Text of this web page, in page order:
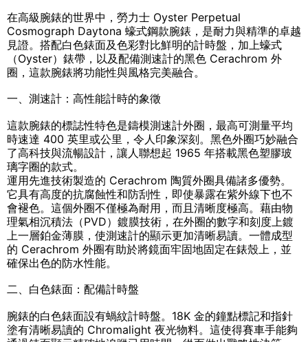
在高級腕錶的世界中，勞力士 Oyster Perpetual
Cosmograph Daytona 蠔式鋼款腕錶，是耐力與精準的卓越
見證。搭配白色錶面及色彩對比鮮明的計時盤，加上蠔式
（Oyster）錶帶，以及配備測速計的黑色 Cerachrom 外
圈，這款腕錶將功能性與風格完美融合。
一、測速計：高性能計時的象徵
這款腕錶的標誌性特色是鑄模測速計外圈，最高可測量平均
時速達 400 英里或公里，令人印象深刻。黑色外圈巧妙融合
了高科技與流暢設計，讓人聯想起 1965 年搭載黑色塑膠玻
璃字圈的款式。
運用先進技術製造的 Cerachrom 陶質外圈具備諸多優勢。
它具有高度的抗腐蝕性和防刮性，即使暴露在紫外線下也不
會褪色。這個外圈不僅極為耐用，而且清晰度極高。藉由物
理氣相沉積法（PVD）鍍膜技術，在外圈的數字和刻度上鍍
上一層鉑金薄膜，使測速計的顯示更加清晰易讀。一體成型
的 Cerachrom 外圈有助於將鏡面牢固地固定在錶殼上，並
確保出色的防水性能。
二、白色錶面：配備計時盤
腕錶的白色錶面設有蝸紋計時盤。18K 金的鐘點標記和指針
塗有清晰易讀的 Chromalight 夜光物料。這使得賽車手能夠